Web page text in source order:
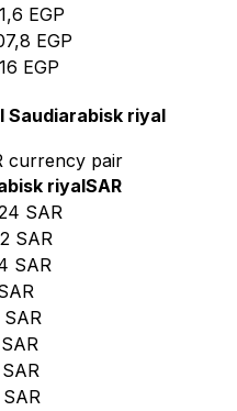
EGP
EGP
EGP
Saudiarabisk riyal
currency pair
riyalSAR
SAR
SAR
SAR
SAR
SAR
SAR
SAR